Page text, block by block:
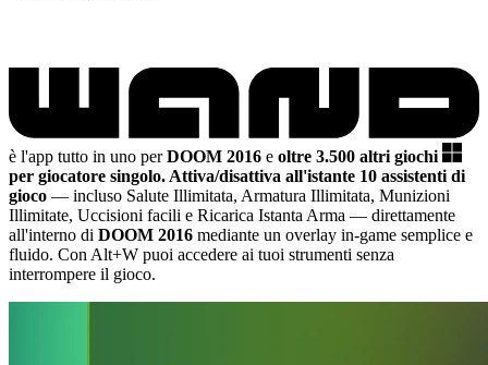
è l'app tutto in uno perDOOM 2016 e oltre 3.500 altri giochi
per giocatore singolo. Attiva/disattiva all'istante 10 assistenti di
gioco — incluso Salute Illimitata, Armatura Illimitata, Munizioni
Illimitate, Uccisioni facili e Ricarica Istanta Arma — direttamente
all'interno di DOOM 2016 mediante un overlay in-game semplice e
fluido. Con Alt+W puoi accedere ai tuoi strumenti senza
interrompere il gioco.